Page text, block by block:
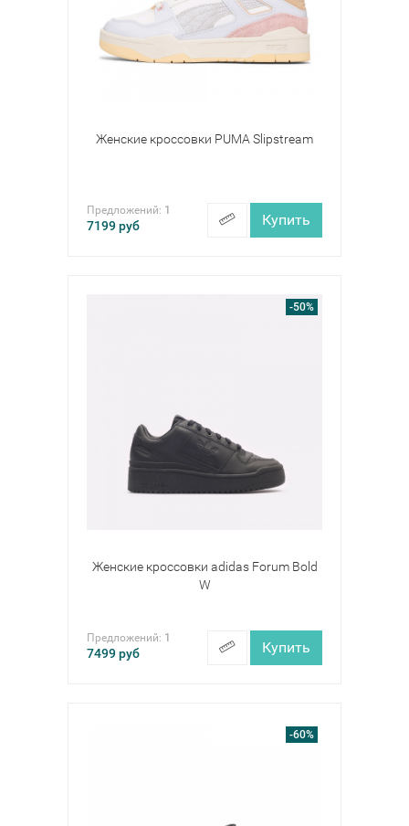
Женские кроссовки PUMA Slipstream
Предложений: 1
7199руб Купить
-50%
Женские кроссовки adidas Forum Bold
W
Предложений: 1
7499руб Купить
-60%